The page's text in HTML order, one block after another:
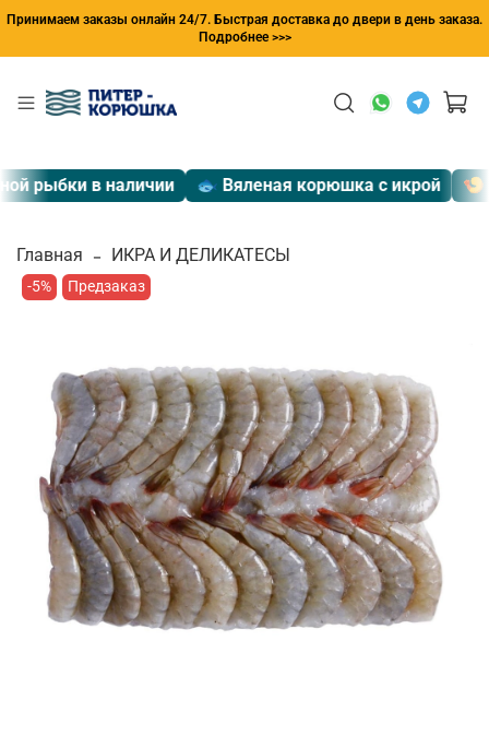
Принимаем заказы онлайн 24/7. Быстрая доставка до двери в день заказа.
Подробнее >>>
рыбки в наличии 🐟 Вяленая корюшка с икрой 🍤
Главная ИКРА И ДЕЛИКАТЕСЫ
-5% Предзаказ